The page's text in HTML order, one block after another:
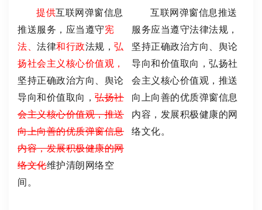
提供互联网弹窗信息
推送服务，应当遵守宪
法、法律和行政法规，弘
扬社会主义核心价值观，
坚持正确政治方向、舆论
导向和价值取向，弘扬社
会主义核心价值观，推送
向上向善的优质弹窗信息
内容，发展积极健康的网
络文化维护清朗网络空
间。
互联网弹窗信息推送
服务应当遵守法律法规，
坚持正确政治方向、舆论
导向和价值取向，弘扬社
会主义核心价值观，推送
向上向善的优质弹窗信息
内容，发展积极健康的网
络文化。